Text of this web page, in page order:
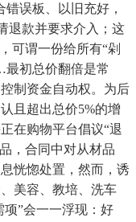
误板、以旧充好，
退款并要求介入；这
可谓一份给所有“剁
初总价翻倍是常
制资金自动权。为后
且超出总价5%的增
在购物平台倡议“退
，合同中对从材品
恍惚处置，然而，诱
美容、教培、洗车
项”会一一浮现：好